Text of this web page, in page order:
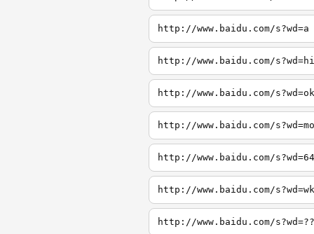
http://www.baidu.com/s?wd=a
http://www.baidu.com/s?wd=hi
http://www.baidu.com/s?wd=ok
http://www.baidu.com/s?wd=mo
http://www.baidu.com/s?wd=64
http://www.baidu.com/s?wd=wk
http://www.baidu.com/s?wd=??